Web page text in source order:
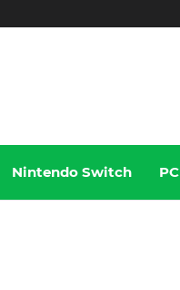
Nintendo Switch PC